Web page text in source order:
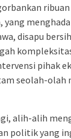
yang
disapu
pihak
seolah-olah
alih-alih
politik yang